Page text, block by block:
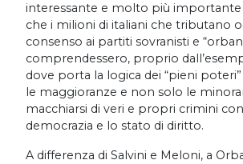
interessante e molto più
che i milioni di italiani che tributano
consenso ai partiti sovranisti e
comprendessero, proprio
dove porta la logica dei “pieni
le maggioranze e non solo le
macchiarsi di veri e propri crimini
democrazia e lo stato di diritto.
A differenza di Salvini e Meloni, a